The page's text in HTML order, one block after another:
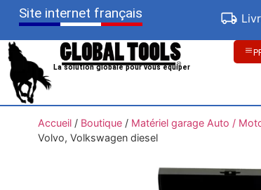
Site internet français
La solution globale pour vous équiper
Accueil/ Boutique/ Matériel garage Auto /
Volvo, Volkswagen diesel